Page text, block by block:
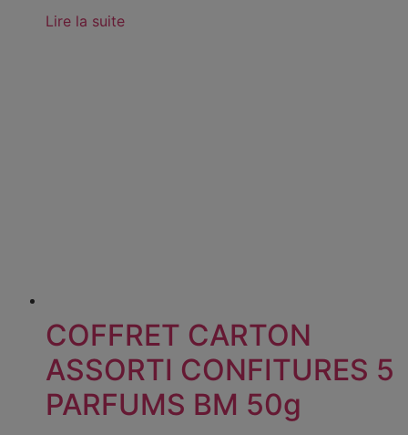
Lire la suite
COFFRET CARTON
ASSORTI CONFITURES 5
PARFUMS BM 50g